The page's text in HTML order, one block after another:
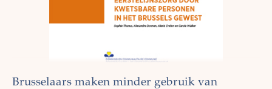
Brusselaars maken minder gebruik van